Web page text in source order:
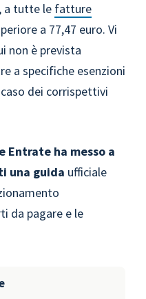
a tutte le fatture
a 77,47 euro. Vi
non è prevista
a specifiche esenzioni
dei corrispettivi
Entrate ha messo a
una guida ufficiale
da pagare e le